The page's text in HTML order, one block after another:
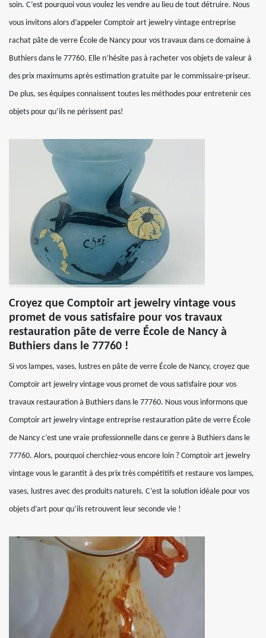
soin. C’est pourquoi vous voulez les vendre au lieu de tout détruire. Nous
vous invitons alors d’appeler Comptoir art jewelry vintage entreprise
rachat pâte de verre École de Nancy pour vos travaux dans ce domaine à
Buthiers dans le 77760. Elle n’hésite pas à racheter vos objets de valeur à
des prix maximums après estimation gratuite par le commissaire-priseur.
De plus, ses équipes connaissent toutes les méthodes pour entretenir ces
objets pour qu’ils ne périssent pas!
Croyez que Comptoir art jewelry vintage vous
promet de vous satisfaire pour vos travaux
restauration pâte de verre École de Nancy à
Buthiers dans le 77760 !
Si vos lampes, vases, lustres en pâte de verre École de Nancy, croyez que
Comptoir art jewelry vintage vous promet de vous satisfaire pour vos
travaux restauration à Buthiers dans le 77760. Nous vous informons que
Comptoir art jewelry vintage entreprise restauration pâte de verre École
de Nancy c’est une vraie professionnelle dans ce genre à Buthiers dans le
77760. Alors, pourquoi cherchiez-vous encore loin ? Comptoir art jewelry
vintage vous le garantit à des prix très compétitifs et restaure vos lampes,
vases, lustres avec des produits naturels. C’est la solution idéale pour vos
objets d’art pour qu’ils retrouvent leur seconde vie !